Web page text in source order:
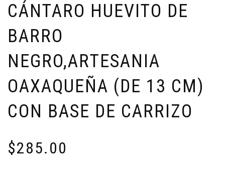
CÁNTARO HUEVITO DE
BARRO
NEGRO,ARTESANIA
OAXAQUEÑA (DE 13 CM)
CON BASE DE CARRIZO
$285.00